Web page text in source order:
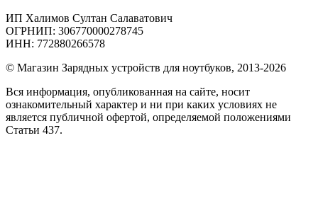
ИП Халимов Султан Салаватович
ОГРНИП: 306770000278745
ИНН: 772880266578
© Магазин Зарядных устройств для ноутбуков, 2013-2026
Вся информация, опубликованная на сайте, носит
ознакомительный характер и ни при каких условиях не
является публичной офертой, определяемой положениями
Статьи 437.